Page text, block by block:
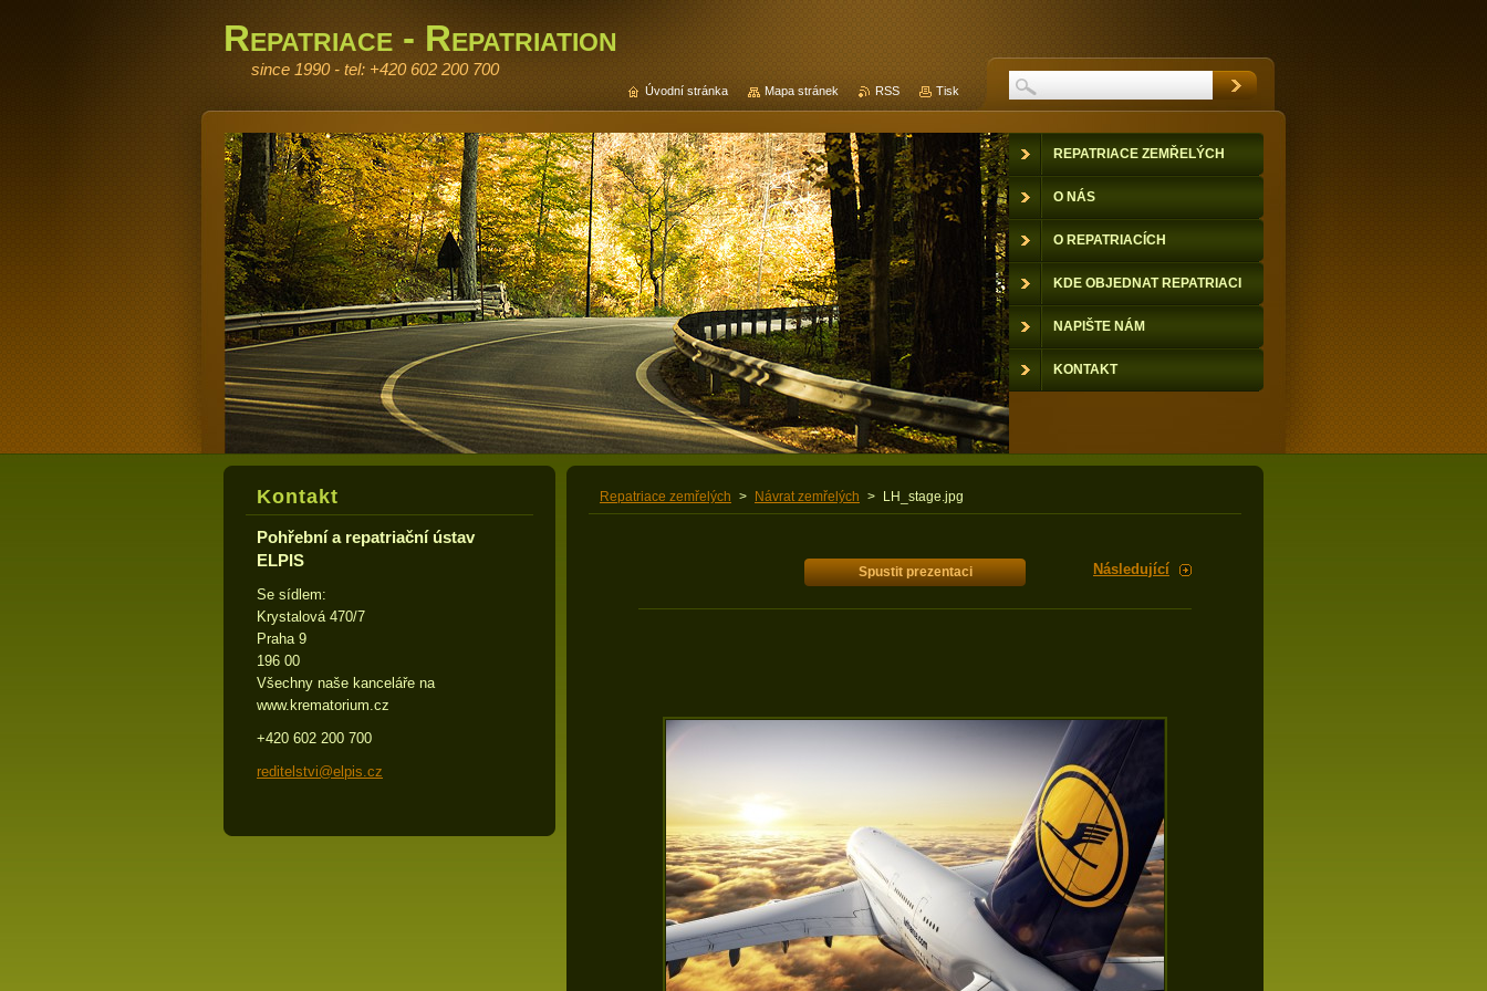
Repatriace - Repatriation
since 1990 - tel: +420 602 200 700
Repatriace zemřelých > Návrat zemřelých > LH_stage.jpg
Spustit prezentaci Následující
Kontakt
Pohřební a repatriační ústav
ELPIS
Se sídlem:
Krystalová 470/7
Praha 9
196 00
Všechny naše kanceláře na
www.krematorium.cz
+420 602 200 700
reditelstvi@elpis.cz
REPATRIACE ZEMŘELÝCH
O NÁS
O REPATRIACÍCH
KDE OBJEDNAT REPATRIACI
NAPIŠTE NÁM
KONTAKT
Úvodní stránka Mapa stránek RSS Tisk